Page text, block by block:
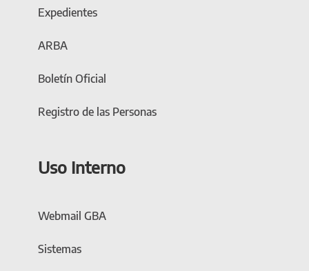
Expedientes
ARBA
Boletín Oficial
Registro de las Personas
Uso Interno
Webmail GBA
Sistemas